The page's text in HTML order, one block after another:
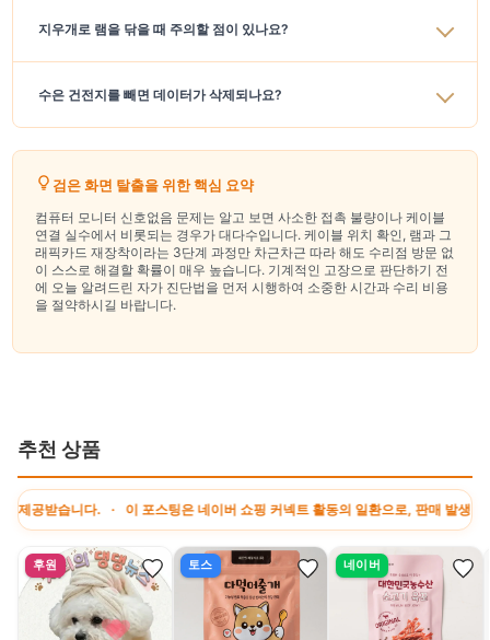
지우개로 램을 닦을 때 주의할 점이 있나요?
수은 건전지를 빼면 데이터가 삭제되나요?
검은 화면 탈출을 위한 핵심 요약
컴퓨터 모니터 신호없음 문제는 알고 보면 사소한 접촉 불량이나 케이블
연결 실수에서 비롯되는 경우가 대다수입니다. 케이블 위치 확인, 램과 그
래픽카드 재장착이라는 3단계 과정만 차근차근 따라 해도 수리점 방문 없
이 스스로 해결할 확률이 매우 높습니다. 기계적인 고장으로 판단하기 전
에 오늘 알려드린 자가 진단법을 먼저 시행하여 소중한 시간과 수리 비용
을 절약하시길 바랍니다.
추천 상품
습니다. · 이 포스팅은 네이버 쇼핑 커넥트 활동의 일환으로, 판매 발생 시 수
후원 토스 네이버